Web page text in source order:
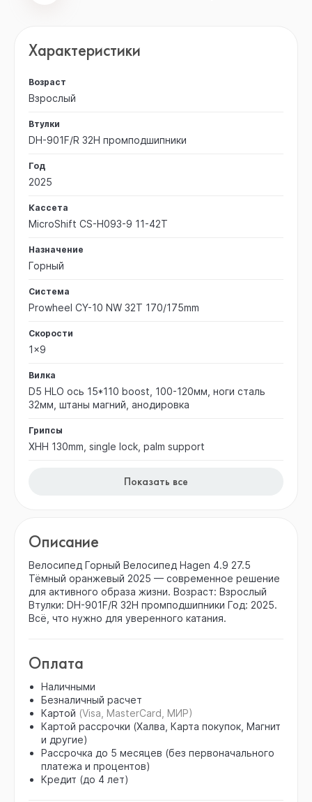
Характеристики
Возраст
Взрослый
Втулки
DH-901F/R 32H промподшипники
Год
2025
Кассета
MicroShift CS-H093-9 11-42T
Назначение
Горный
Система
Prowheel CY-10 NW 32T 170/175mm
Скорости
1x9
Вилка
D5 HLO ось 15*110 boost, 100-120мм, ноги сталь
32мм, штаны магний, анодировка
Грипсы
XHH 130mm, single lock, palm support
Показать все
Описание
Велосипед Горный Велосипед Hagen 4.9 27.5
Тёмный оранжевый 2025 — современное решение
для активного образа жизни. Возраст: Взрослый
Втулки: DH-901F/R 32H промподшипники Год: 2025.
Всё, что нужно для уверенного катания.
Оплата
Наличными
Безналичный расчет
Картой (Visa, MasterCard, МИР)
Картой рассрочки (Халва, Карта покупок, Магнит
и другие)
Рассрочка до 5 месяцев (без первоначального
платежа и процентов)
Кредит (до 4 лет)